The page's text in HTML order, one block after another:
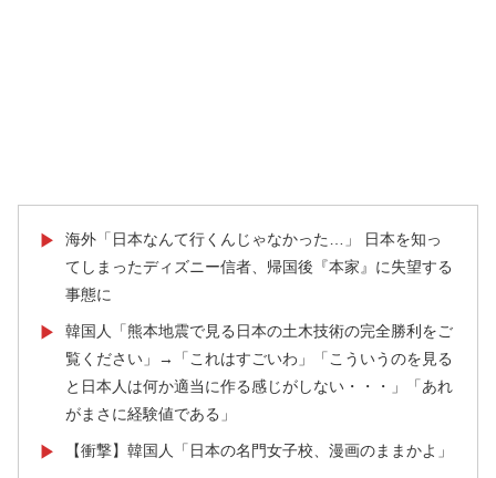
▶
海外「日本なんて行くんじゃなかった…」 日本を知っ
てしまったディズニー信者、帰国後『本家』に失望する
事態に
▶
韓国人「熊本地震で見る日本の土木技術の完全勝利をご
覧ください」→「これはすごいわ」「こういうのを見る
と日本人は何か適当に作る感じがしない・・・」「あれ
がまさに経験値である」
▶ 【衝撃】韓国人「日本の名門女子校、漫画のままかよ」